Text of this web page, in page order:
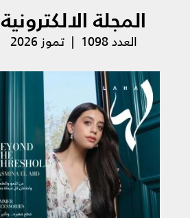
المجلة الالكترونية
العدد 1098 | تموز 2026